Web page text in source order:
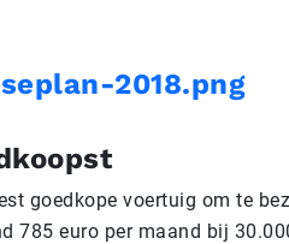
2018.png
goedkope voertuig om te
785 euro per maand bij